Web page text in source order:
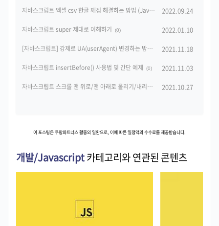
자바스크립트 엑셀 csv 한글 깨짐 해결하는 방법 (Javascript export CSV encoding issue) 2022.09.24
자바스크립트 super 제대로 이해하기 (0) 2022.01.10
[자바스크립트] 강제로 UA(userAgent) 변경하는 방법 및 간단예시 (0)
2021.11.18
자바스크립트 insertBefore() 사용법 및 간단 예제 (0) 2021.11.03
자바스크립트 스크롤 맨 위로/맨 아래로 올리기/내리기 2021.10.27
이 포스팅은 쿠팡파트너스 활동의 일환으로, 이에 따른 일정액의 수수료를 제공받습니다.
개발/Javascript카테고리와 연관된 콘텐츠